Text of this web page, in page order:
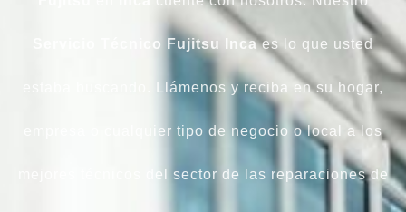
Servicio Técnico Fujitsu Incaes lo que usted
estaba buscando. Llámenos y reciba en su hogar,
empresa o cualquier tipo de negocio o local a los
mejores técnicos del sector de las reparaciones de